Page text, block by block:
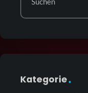
Kategorie